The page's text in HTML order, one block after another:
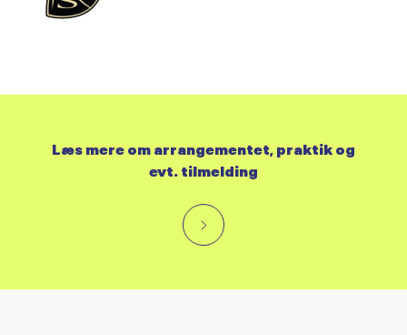
Læs mere om arrangementet, praktik og
evt. tilmelding